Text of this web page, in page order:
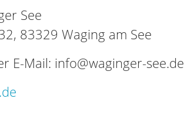
See
83329 Waging am See
E-Mail: info@waginger-see.de